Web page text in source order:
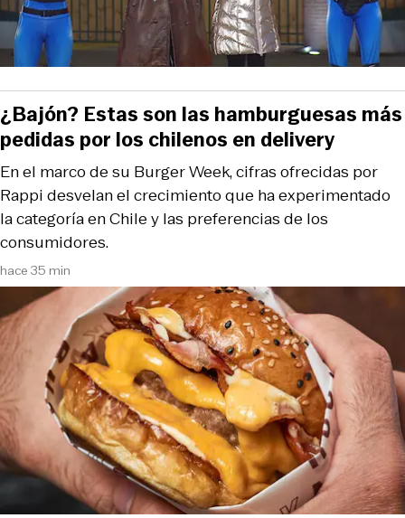
hace 35 min
En el marco de su Burger Week, cifras ofrecidas por
Rappi desvelan el crecimiento que ha experimentado
la categoría en Chile y las preferencias de los
consumidores.
¿Bajón? Estas son las hamburguesas más
pedidas por los chilenos en delivery